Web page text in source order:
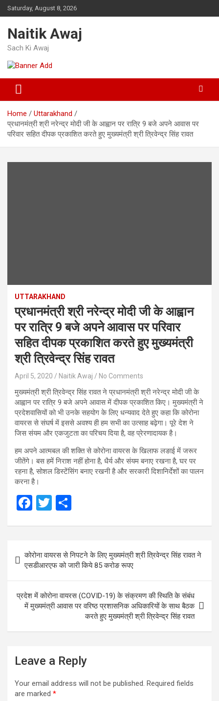
Skip
to
Saturday, August 8, 2026
Naitik Awaj
Sach Ki Awaj
Home
Uttarakhand
प्रधानमंत्री श्री नरेन्द्र मोदी जी के आह्वान पर रात्रि 9 बजे अपने आवास पर
परिवार सहित दीपक प्रकाशित करते हुए मुख्यमंत्री श्री त्रिवेन्द्र सिंह रावत
UTTARAKHAND
प्रधानमंत्री श्री नरेन्द्र मोदी जी के आह्वान
पर रात्रि 9 बजे अपने आवास पर परिवार
सहित दीपक प्रकाशित करते हुए मुख्यमंत्री
श्री त्रिवेन्द्र सिंह रावत
April 5, 2020 Naitik Awaj No Comments
मुख्यमंत्री श्री त्रिवेन्द्र सिंह रावत ने प्रधानमंत्री श्री नरेन्द्र मोदी जी के
आह्वान पर रात्रि 9 बजे अपने आवास में दीपक प्रकाशित किए। मुख्यमंत्री ने
प्रदेशवासियों को भी उनके सहयोग के लिए धन्यवाद देते हुए कहा कि कोरोना
वायरस से संघर्ष में इससे अवश्य ही हम सभी का उत्साह बढ़ेगा। पूरे देश ने
जिस संयम और एकजुटता का परिचय दिया है, वह प्रेरणादायक है।
हम अपने आत्मबल की शक्ति से कोरोना वायरस के खिलाफ लङाई में जरूर
जीतेंगे। बस हमें निराश नहीं होना है, धैर्य और संयम बनाए रखना है, घर पर
रहना है, सोशल डिस्टेंसिंग बनाए रखनी है और सरकारी दिशानिर्देशों का पालन
करना है।
F
b
o
o
k
T
er e
Post
navigation
कोरोना वायरस से निपटने के लिए मुख्यमंत्री श्री त्रिवेन्द्र सिंह रावत ने
एसडीआरएफ को जारी किये 85 करोङ रूपए
प्रदेश में कोरोना वायरस (COVID-19) के संक्रमण की स्थिति के संबंध
में मुख्यमंत्री आवास पर वरिष्ठ प्रशासनिक अधिकारियों के साथ बैठक
करते हुए मुख्यमंत्री श्री त्रिवेन्द्र सिंह रावत
Leave a Reply
Your email address will not be published. Required fields
are marked *